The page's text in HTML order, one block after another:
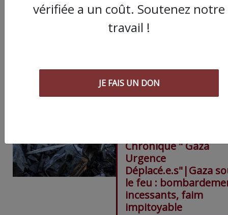
ARTICLE AGORA SUIVANT :
Chronique " Gaza
Urgence
Déplacé.e.s"|Gaza
le feu :
incessants, faim
impitoyable
vérifiée a un coût. Soutenez notre
travail !
JE FAIS UN DON